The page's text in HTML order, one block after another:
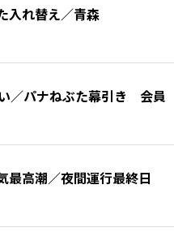
入れ替え／青森
／パナねぶた幕引き 会員
高潮／夜間運行最終日